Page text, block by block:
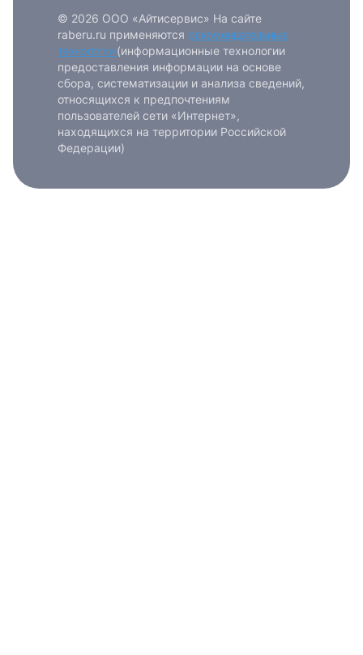
© 2026 ООО «Айтисервис» На сайте
raberu.ru применяются рекомендательные
технологии (информационные технологии
предоставления информации на основе
сбора, систематизации и анализа сведений,
относящихся к предпочтениям
пользователей сети «Интернет»,
находящихся на территории Российской
Федерации)